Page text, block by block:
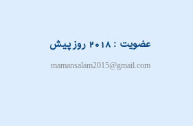
عضویت : 2018 روز پیش
mamansalam2015@gmail.com